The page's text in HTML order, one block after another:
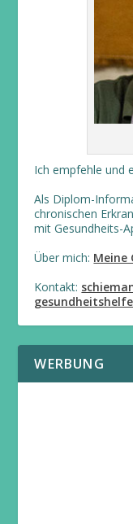
Ich empfehle und
Als Diplom-
chronischen
mit Gesundheits-
Über mich: Meine
Kontakt:
WERBUNG